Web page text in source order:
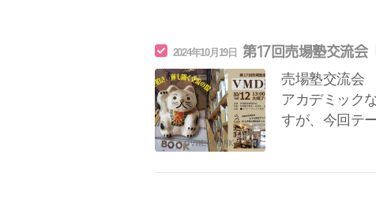
2024年10月19日 第17回売場塾交流会
売場塾交流会
アカデミック
すが、今回テ